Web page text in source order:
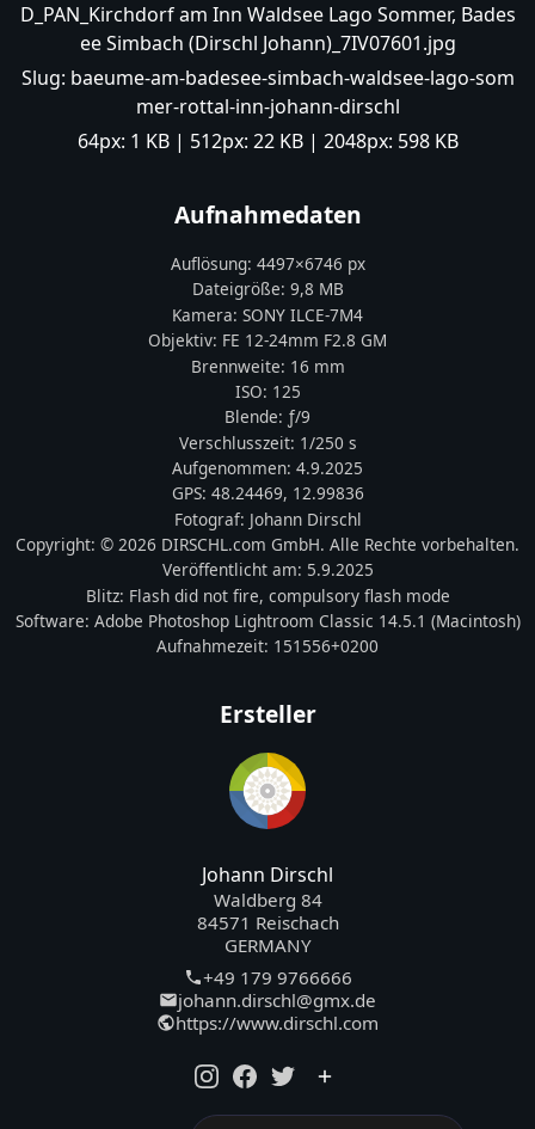
D_PAN_Kirchdorf am Inn Waldsee Lago Sommer, Bades
ee Simbach (Dirschl Johann)_7IV07601.jpg
Slug: baeume-am-badesee-simbach-waldsee-lago-som
mer-rottal-inn-johann-dirschl
64px: 1 KB| 512px: 22 KB| 2048px: 598 KB
Aufnahmedaten
Auflösung: 4497×6746 px
Dateigröße: 9,8 MB
Kamera: SONY ILCE-7M4
Objektiv: FE 12-24mm F2.8 GM
Brennweite: 16 mm
ISO: 125
Blende: ƒ/9
Verschlusszeit: 1/250 s
Aufgenommen: 4.9.2025
GPS: 48.24469, 12.99836
Fotograf: Johann Dirschl
Copyright: © 2026 DIRSCHL.com GmbH. Alle Rechte vorbehalten.
Veröffentlicht am: 5.9.2025
Blitz: Flash did not fire, compulsory flash mode
Software: Adobe Photoshop Lightroom Classic 14.5.1 (Macintosh)
Aufnahmezeit: 151556+0200
Ersteller
Johann Dirschl
Waldberg 84
84571 Reischach
GERMANY
+49 179 9766666
johann.dirschl@gmx.de
https://www.dirschl.com